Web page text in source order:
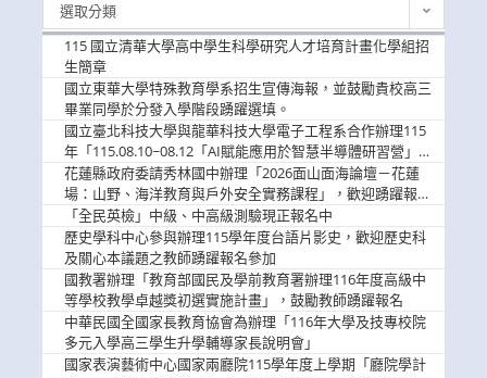
選取分類
115 國立清華大學高中學生科學研究人才培育計畫化學組招
生簡章
國立東華大學特殊教育學系招生宣傳海報，並鼓勵貴校高三
畢業同學於分發入學階段踴躍選填。
國立臺北科技大學與龍華科技大學電子工程系合作辦理115
年「115.08.10~08.12「AI賦能應用於智慧半導體研習營」，
歡迎學生踴躍報名參加
花蓮縣政府委請秀林國中辦理「2026面山面海論壇－花蓮
場：山野、海洋教育與戶外安全實務課程」，歡迎踴躍報名
參加
「全民英檢」中級、中高級測驗現正報名中
歷史學科中心參與辦理115學年度台語片影史，歡迎歷史科
及關心本議題之教師踴躍報名參加
國教署辦理「教育部國民及學前教育署辦理116年度高級中
等學校教學卓越獎初選實施計畫」，鼓勵教師踴躍報名
中華民國全國家長教育協會為辦理「116年大學及技專校院
多元入學高三學生升學輔導家長說明會」
國家表演藝術中心國家兩廳院115學年度上學期「廳院學計